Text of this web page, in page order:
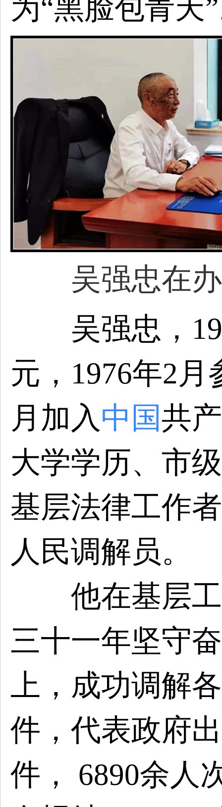
为“黑脸包青天
吴强忠在
吴强忠，
元，1976年2月
月加入中国共
大学学历、市
基层法律工作
人民调解员。
他在基层工
三十一年坚守
上，成功调解
件，代表政府
件， 6890余人